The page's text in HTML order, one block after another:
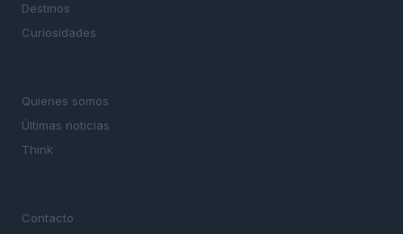
Destinos
Curiosidades
Quienes somos
Últimas noticias
Think
Contacto